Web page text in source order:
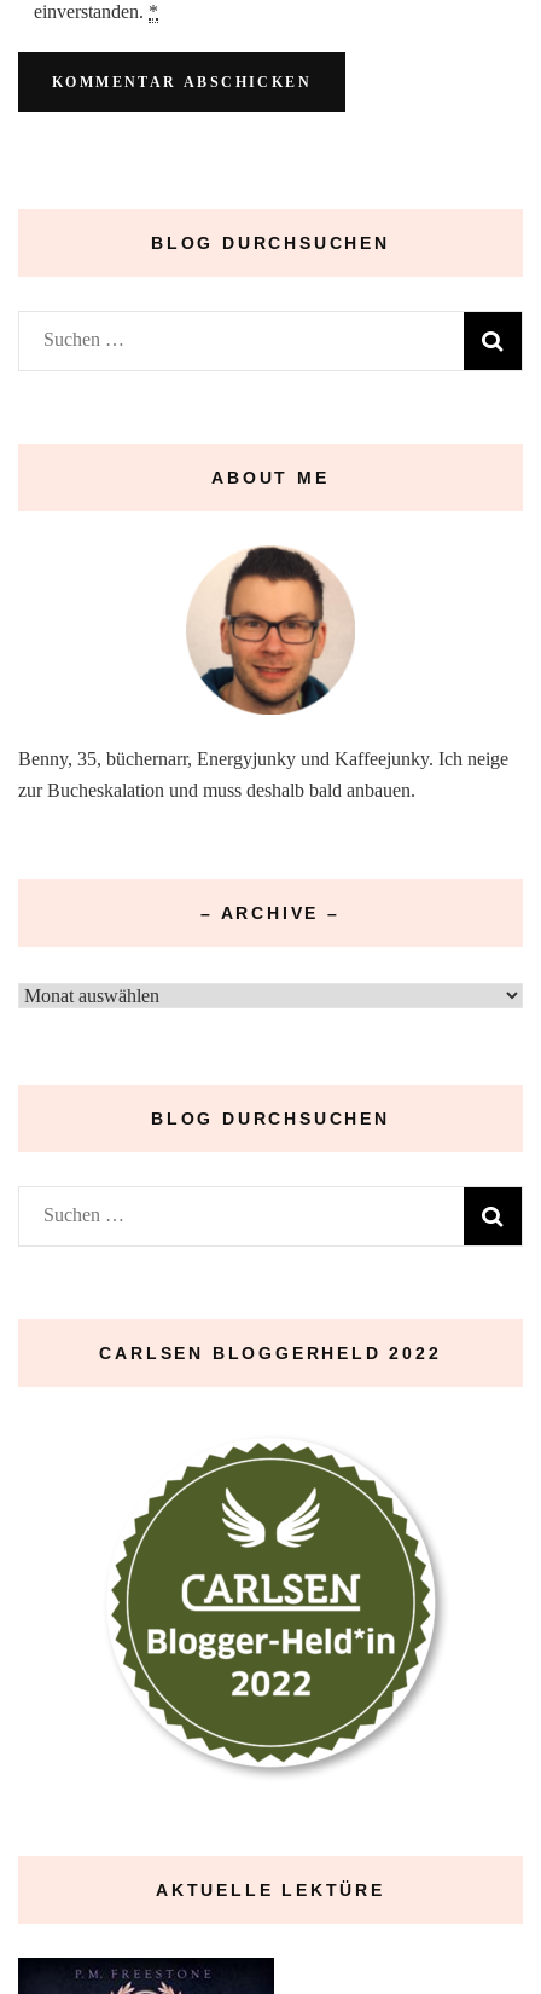
einverstanden. *
BLOG DURCHSUCHEN
Suchen
nach:
ABOUT ME
Benny, 35, büchernarr, Energyjunky und Kaffeejunky. Ich neige
zur Bucheskalation und muss deshalb bald anbauen.
– ARCHIVE –
–
BLOG DURCHSUCHEN
Suchen
nach:
CARLSEN BLOGGERHELD 2022
AKTUELLE LEKTÜRE